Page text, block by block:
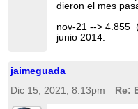
dieron el mes
nov-21 --> 4.855
junio 2014.
jaimeguada
Dic 15, 2021; 8:13pm
Re: